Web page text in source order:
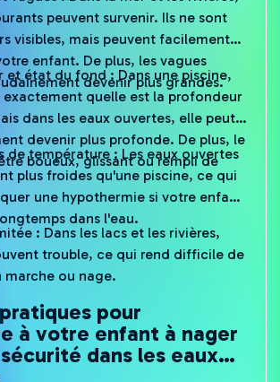
peuvent survenir. Ils ne sont
visibles, mais peuvent facilement
enfant. De plus, les vagues
devenir plus grandes.
et état du fond : Dans une piscine,
exactement quelle est la profondeur
dans les eaux ouvertes, elle peut
devenir plus profonde. De plus, le
boueux, glissant ou rempli de
de température : Les eaux ouvertes
plus froides qu'une piscine, ce qui
une hypothermie si votre enfant
dans l'eau.
: Dans les lacs et les rivières,
trouble, ce qui rend difficile de
ou nage.
pour
à votre enfant à nager
dans les eaux